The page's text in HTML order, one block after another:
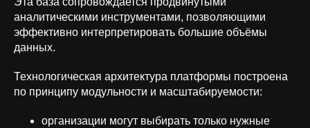
аналитическими инструментами, позволяющими
эффективно интерпретировать большие объёмы
данных.
Технологическая архитектура платформы построена
по принципу модульности и масштабируемости:
организации могут выбирать только нужные